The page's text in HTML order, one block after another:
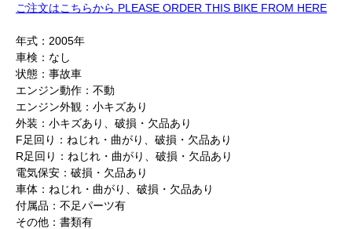
ご注文はこちらから PLEASE ORDER THIS BIKE FROM HERE
年式：2005年
車検：なし
状態：事故車
エンジン動作：不動
エンジン外観：小キズあり
外装：小キズあり、破損・欠品あり
F足回り：ねじれ・曲がり、破損・欠品あり
R足回り：ねじれ・曲がり、破損・欠品あり
電気保安：破損・欠品あり
車体：ねじれ・曲がり、破損・欠品あり
付属品：不足パーツ有
その他：書類有